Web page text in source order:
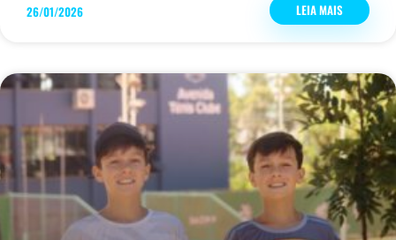
LEIA MAIS
26/01/2026